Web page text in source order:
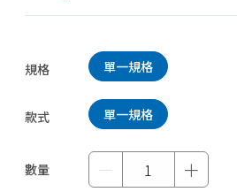
規格 單一規格
款式 單一規格
數量 － ＋